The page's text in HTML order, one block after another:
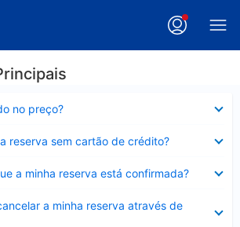
no preço?
reserva sem cartão de crédito?
a minha reserva está confirmada?
a minha reserva através de